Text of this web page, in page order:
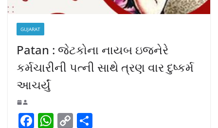
GUJARAT
Patan : જેટકોના નાયબ ઇજનેરે
કર્મચારીની પત્ની સાથે ત્રણ વાર દુષ્કર્મ
આચર્યું
F W C